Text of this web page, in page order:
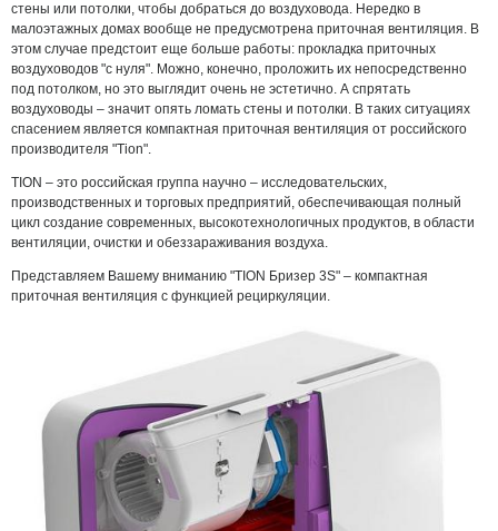
стены или потолки, чтобы добраться до воздуховода. Нередко в
малоэтажных домах вообще не предусмотрена приточная вентиляция. В
этом случае предстоит еще больше работы: прокладка приточных
воздуховодов "с нуля". Можно, конечно, проложить их непосредственно
под потолком, но это выглядит очень не эстетично. А спрятать
воздуховоды – значит опять ломать стены и потолки. В таких ситуациях
спасением является компактная приточная вентиляция от российского
производителя "Tion".
TION – это российская группа научно – исследовательских,
производственных и торговых предприятий, обеспечивающая полный
цикл создание современных, высокотехнологичных продуктов, в области
вентиляции, очистки и обеззараживания воздуха.
Представляем Вашему вниманию "TION Бризер 3S" – компактная
приточная вентиляция с функцией рециркуляции.